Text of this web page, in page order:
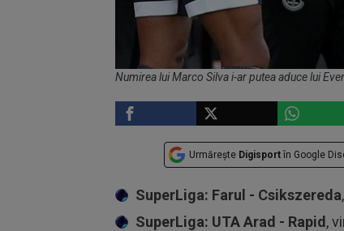
Numirea lui Marco Silva i-ar putea aduce lui
Urmărește Digisport în Google
SuperLiga: Farul - Csikszereda
SuperLiga: UTA Arad - Rapid ,